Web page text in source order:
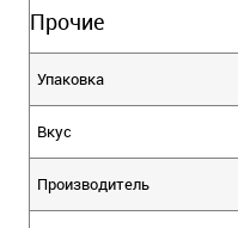
Прочие
Упаковка
Вкус
Производитель